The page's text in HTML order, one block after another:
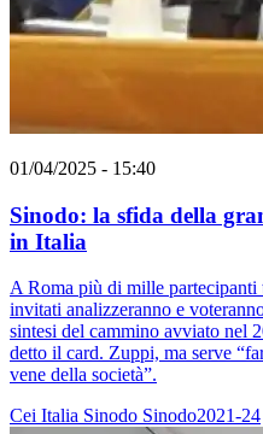
01/04/2025 - 15:40
Sinodo: la sfida della
in Italia
A Roma più di mille partecipanti
invitati analizzeranno e
sintesi del cammino avviato nel
detto il card. Zuppi, ma serve
vene della società”.
Cei Italia Sinodo Sinodo2021-24